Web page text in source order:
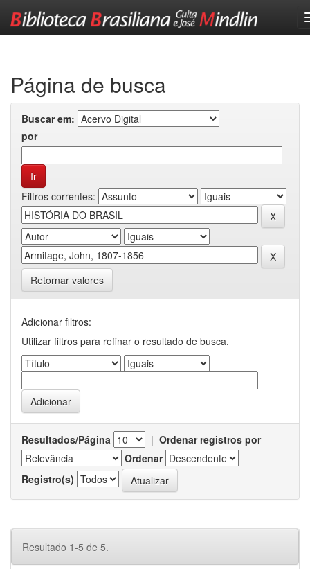
Página de busca
Buscar em:
por
Filtros correntes:
Retornar valores
Adicionar filtros:
Utilizar filtros para refinar o resultado de busca.
Resultados/Página | Ordenar registros por
Ordenar
Registro(s)
Resultado 1-5 de 5.